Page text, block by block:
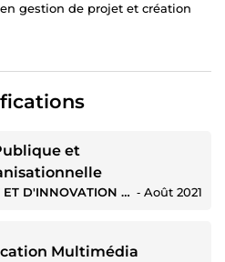
gestion de projet et création
et
ECOLE DE MANAGEMENT ET D'INNOVATION TECHNOLOGIQUE ‐ Août 2021
Multimédia